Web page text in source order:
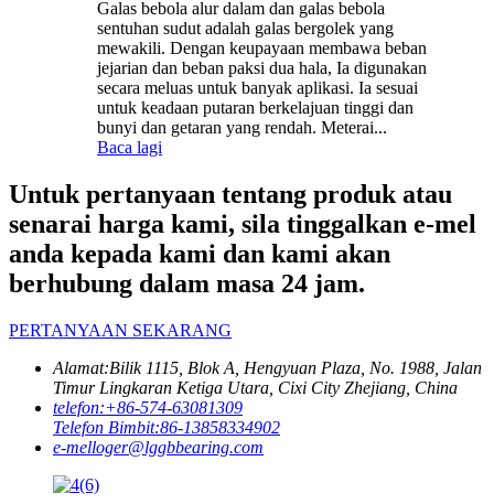
Galas bebola alur dalam dan galas bebola
sentuhan sudut adalah galas bergolek yang
mewakili. Dengan keupayaan membawa beban
jejarian dan beban paksi dua hala, Ia digunakan
secara meluas untuk banyak aplikasi. Ia sesuai
untuk keadaan putaran berkelajuan tinggi dan
bunyi dan getaran yang rendah. Meterai...
Baca lagi
Untuk pertanyaan tentang produk atau
senarai harga kami, sila tinggalkan e-mel
anda kepada kami dan kami akan
berhubung dalam masa 24 jam.
PERTANYAAN SEKARANG
Alamat:Bilik 1115, Blok A, Hengyuan Plaza, No. 1988, Jalan
Timur Lingkaran Ketiga Utara, Cixi City Zhejiang, China
telefon:+86-574-63081309
Telefon Bimbit:86-13858334902
e-melloger@lggbbearing.com